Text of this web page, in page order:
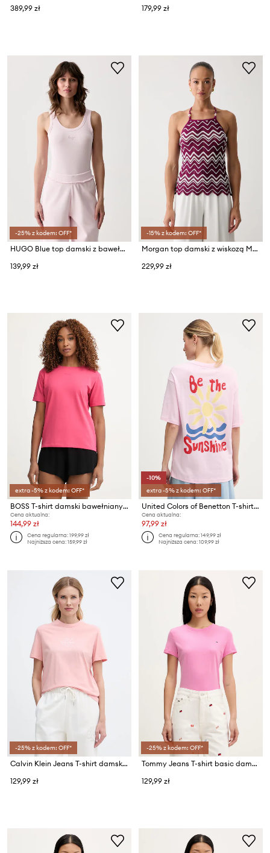
389,99 zł
179,99 zł
-25% z kodem: OFF*
HUGO Blue top damski z bawełną Damatank_B_1
139,99 zł
-15% z kodem: OFF*
Morgan top damski z wiskozą MELAN
229,99 zł
extra -5% z kodem: OFF*
BOSS T-shirt damski bawełniany z elastanem CI T-Shirt
Cena aktualna:
144,99 zł
Cena regularna:199,99 zł
Najniższa cena:159,99 zł
-10%
extra -5% z kodem: OFF*
United Colors of Benetton T-shirt damski bawełniany
Cena aktualna:
97,99 zł
Cena regularna:149,99 zł
Najniższa cena:109,99 zł
-25% z kodem: OFF*
Calvin Klein Jeans T-shirt damski bawełniany
129,99 zł
-25% z kodem: OFF*
Tommy Jeans T-shirt basic damski bawełniany
129,99 zł